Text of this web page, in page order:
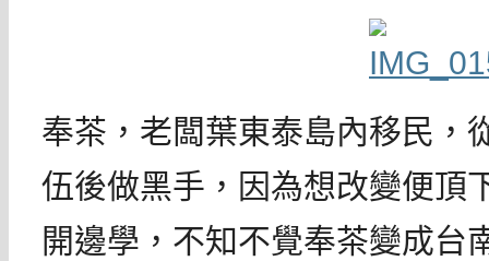
奉茶，老闆葉東泰島內移民，
伍後做黑手，因為想改變便頂
開邊學，不知不覺奉茶變成台